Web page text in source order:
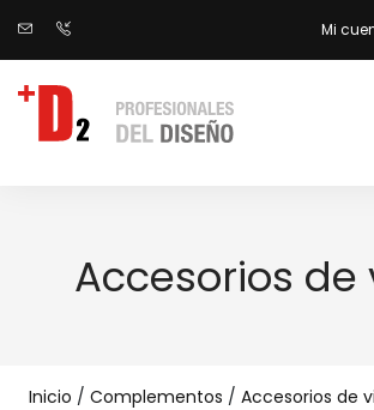
Mi
Accesorios de
Inicio / Complementos / Accesorios de